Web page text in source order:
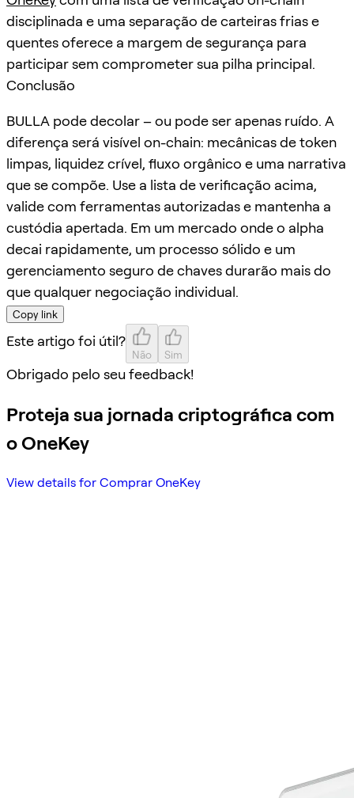
disciplinada e uma separação de carteiras frias e
quentes oferece a margem de segurança para
participar sem comprometer sua pilha principal.
Conclusão
BULLA pode decolar – ou pode ser apenas ruído. A
diferença será visível on-chain: mecânicas de token
limpas, liquidez crível, fluxo orgânico e uma narrativa
que se compõe. Use a lista de verificação acima,
valide com ferramentas autorizadas e mantenha a
custódia apertada. Em um mercado onde o alpha
decai rapidamente, um processo sólido e um
gerenciamento seguro de chaves durarão mais do
que qualquer negociação individual.
Copy link
Este artigo foi útil?
Não Sim
Obrigado pelo seu feedback!
Proteja sua jornada criptográfica com
o OneKey
View details for Comprar OneKey